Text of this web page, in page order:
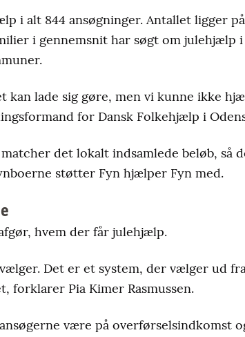
i alt 844 ansøgninger. Antallet ligger
i gennemsnit har søgt om julehjælp
kan lade sig gøre, men vi kunne ikke
for Dansk Folkehjælp i
det lokalt indsamlede beløb, så
støtter Fyn hjælper Fyn med.
hvem der får julehjælp.
Det er et system, der vælger ud
forklarer Pia Kimer Rasmussen.
være på overførselsindkomst